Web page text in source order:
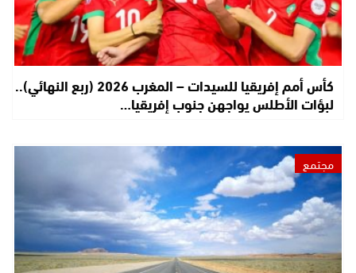
كأس أمم إفريقيا للسيدات – المغرب 2026 (ربع النهائي)..
لبؤات الأطلس يواجهن جنوب إفريقيا…
مجتمع